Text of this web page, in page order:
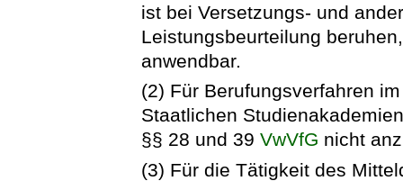
ist bei Versetzungs- und
Leistungsbeurteilung
anwendbar.
(2) Für Berufungsverfahren
Staatlichen
§§ 28 und 39VwVfG nicht
(3) Für die Tätigkeit des